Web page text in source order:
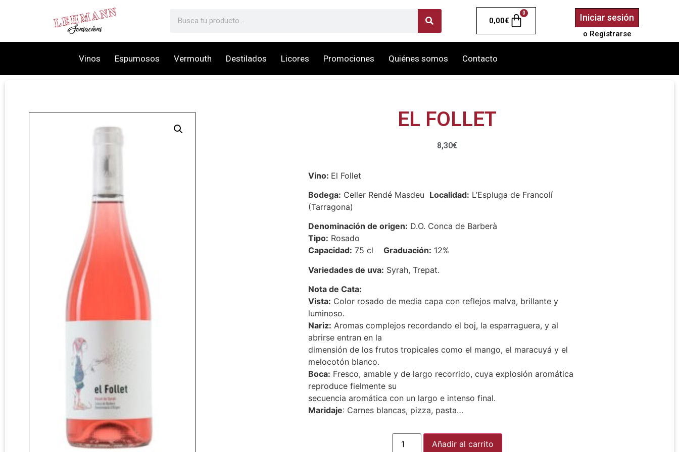
0,00€
0 Iniciar sesión
o Registrarse
Vinos Espumosos Vermouth Destilados Licores Promociones Quiénes somos Contacto
EL FOLLET
8,30€
Vino: El Follet
Bodega: Celler Rendé Masdeu Localidad: L’Espluga de Francolí
(Tarragona)
Denominación de origen: D.O. Conca de Barberà
Tipo: Rosado
Capacidad: 75 cl Graduación: 12%
Variedades de uva: Syrah, Trepat.
Nota de Cata:
Vista: Color rosado de media capa con reflejos malva, brillante y
luminoso.
Nariz: Aromas complejos recordando el boj, la esparraguera, y al
abrirse entran en la
dimensión de los frutos tropicales como el mango, el maracuyá y el
melocotón blanco.
Boca: Fresco, amable y de largo recorrido, cuya explosión aromática
reproduce fielmente su
secuencia aromática con un largo e intenso final.
Maridaje: Carnes blancas, pizza, pasta…
Añadir al carrito